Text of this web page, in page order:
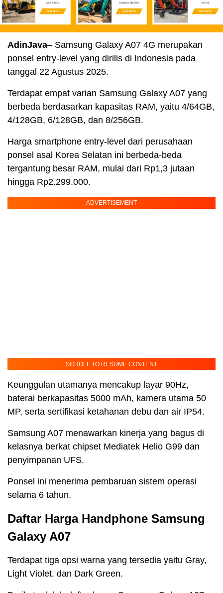
AdinJava– Samsung Galaxy A07 4G merupakan
ponsel entry-level yang dirilis di Indonesia pada
tanggal 22 Agustus 2025.
Terdapat empat varian Samsung Galaxy A07 yang
berbeda berdasarkan kapasitas RAM, yaitu 4/64GB,
4/128GB, 6/128GB, dan 8/256GB.
Harga smartphone entry-level dari perusahaan
ponsel asal Korea Selatan ini berbeda-beda
tergantung besar RAM, mulai dari Rp1,3 jutaan
hingga Rp2.299.000.
ADVERTISEMENT
SCROLL TO RESUME CONTENT
Keunggulan utamanya mencakup layar 90Hz,
baterai berkapasitas 5000 mAh, kamera utama 50
MP, serta sertifikasi ketahanan debu dan air IP54.
Samsung A07 menawarkan kinerja yang bagus di
kelasnya berkat chipset Mediatek Helio G99 dan
penyimpanan UFS.
Ponsel ini menerima pembaruan sistem operasi
selama 6 tahun.
Daftar Harga Handphone Samsung
Galaxy A07
Terdapat tiga opsi warna yang tersedia yaitu Gray,
Light Violet, dan Dark Green.